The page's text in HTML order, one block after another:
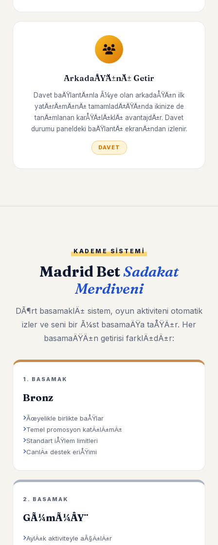
ArkadaÅŸÄ±nÄ± Getir
Davet baÄŸlantÄ±nla Ã¼ye olan arkadaÅŸÄ±n ilk
yatÄ±rÄ±mÄ±nÄ± tamamladÄ±ÄŸÄ±nda ikinize de
tanÄ±mlanan karÅŸÄ±lÄ±klÄ± avantajdÄ±r. Davet
durumu paneldeki baÄŸlantÄ± ekranÄ±ndan izlenir.
DAVET
KADEME SISTEMI
Madrid BetSadakat
Merdiveni
DÃ¶rt basamaklÄ± sistem, oyun aktiviteni otomatik
izler ve seni bir Ã¼st basamaÄŸa taÅŸÄ±r. Her
basamaÄŸÄ±n getirisi farklÄ±dÄ±r:
1. BASAMAK
Bronz
Ãœyelikle birlikte baÅŸlar
Temel promosyon katÄ±lÄ±mÄ±
Standart iÅŸlem limitleri
CanlÄ± destek eriÅŸimi
2. BASAMAK
GÃ¼mÃ¼ÅŸ
AylÄ±k aktiviteyle aÃ§Ä±lÄ±r